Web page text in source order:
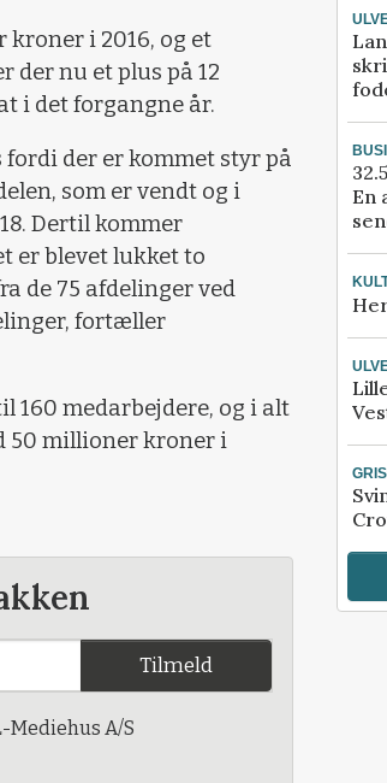
i 2016, og et
der nu et plus på 12
i det forgangne år.
der er kommet styr på
som er vendt og i
Dertil kommer
er blevet lukket to
de 75 afdelinger ved
fortæller
160 medarbejdere, og i alt
50 millioner kroner i
Tilmeld
A/S
En